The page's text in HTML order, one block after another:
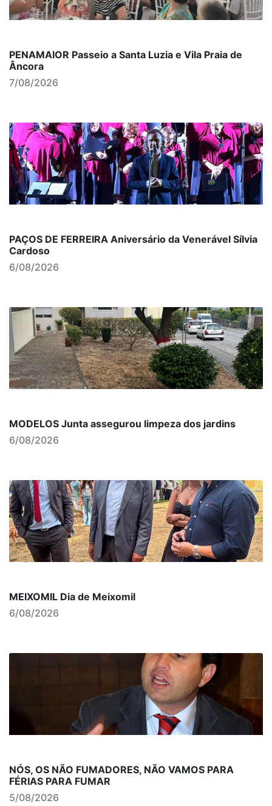
PENAMAIOR Passeio a Santa Luzia e Vila Praia de
Âncora
7/08/2026
PAÇOS DE FERREIRA Aniversário da Venerável Sílvia
Cardoso
6/08/2026
MODELOS Junta assegurou limpeza dos jardins
6/08/2026
MEIXOMIL Dia de Meixomil
6/08/2026
NÓS, OS NÃO FUMADORES, NÃO VAMOS PARA
FÉRIAS PARA FUMAR
5/08/2026